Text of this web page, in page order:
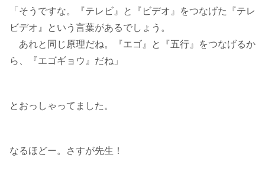
「そうですな。『テレビ』と『ビデオ』をつなげた『テレ
ビデオ』という言葉があるでしょう。
あれと同じ原理だね。『エゴ』と『五行』をつなげるか
ら、『エゴギョウ』だね」
とおっしゃってました。
なるほどー。さすが先生！